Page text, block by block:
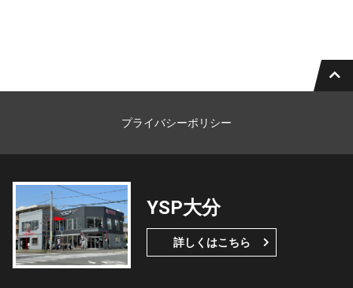
プライバシーポリシー
YSP大分
詳しくはこちら